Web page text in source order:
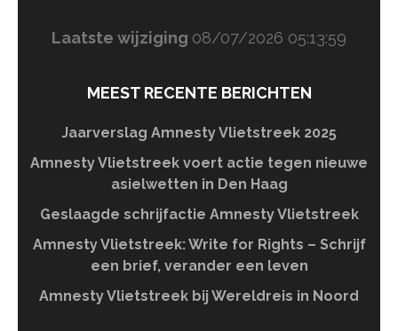
Laatste wijziging 08/07/2026 05:13:59
MEEST RECENTE BERICHTEN
Jaarverslag Amnesty Vlietstreek 2025
Amnesty Vlietstreek voert actie tegen nieuwe
asielwetten in Den Haag
Geslaagde schrijfactie Amnesty Vlietstreek
Amnesty Vlietstreek: Write for Rights – Schrijf
een brief, verander een leven
Amnesty Vlietstreek bij Wereldreis in Noord